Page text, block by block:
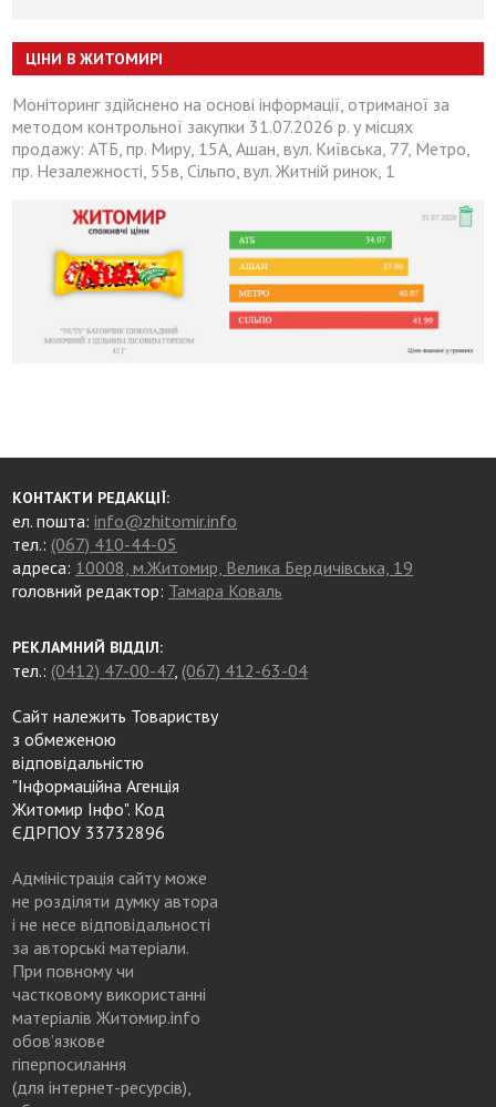
ЦІНИ В ЖИТОМИРІ
Моніторинг здійснено на основі інформації, отриманої за
методом контрольної закупки 31.07.2026 р. у місцях
продажу: АТБ, пр. Миру, 15А, Ашан, вул. Київська, 77, Метро,
пр. Незалежності, 55в, Сільпо, вул. Житній ринок, 1
КОНТАКТИ РЕДАКЦІЇ:
ел. пошта:info@zhitomir.info
тел.: (067) 410-44-05
адреса: 10008, м.Житомир, Велика Бердичівська, 19
головний редактор: Тамара Коваль
РЕКЛАМНИЙ ВІДДІЛ:
тел.: (0412) 47-00-47, (067) 412-63-04
Сайт належить Товариству
з обмеженою
відповідальністю
"Інформаційна Агенція
Житомир Інфо". Код
ЄДРПОУ 33732896
Адміністрація сайту може
не розділяти думку автора
і не несе відповідальності
за авторські матеріали.
При повному чи
частковому використанні
матеріалів Житомир.info
обов’язкове
гіперпосилання
(для інтернет-ресурсів),